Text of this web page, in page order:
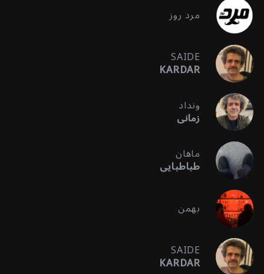
مرد روز
SAIDE
KARDAR
ونداد
زمانی
ماهان
طباطبایی
بهمن
SAIDE
KARDAR